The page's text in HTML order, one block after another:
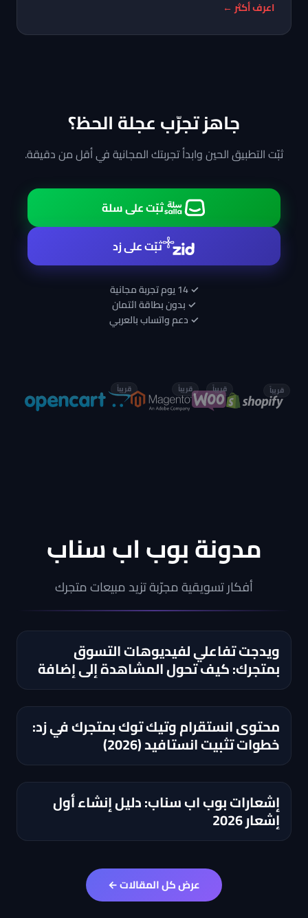
اعرف أكثر ←
جاهز تجرّب عجلة الحظ؟
ثبّت التطبيق الحين وابدأ تجربتك المجانية في أقل من دقيقة.
ثبّت على سلة
ثبّت على زد
✓ 14 يوم تجربة مجانية
✓ بدون بطاقة ائتمان
✓ دعم واتساب بالعربي
قريباً قريباً قريباً قريباً
مدونة بوب اب سناب
أفكار تسويقية مجرّبة تزيد مبيعات متجرك
ويدجت تفاعلي لفيديوهات التسوق
بمتجرك: كيف تحول المشاهدة إلى إضافة
للسلة؟
محتوى انستقرام وتيك توك بمتجرك في زد:
خطوات تثبيت انستافيد (2026)
إشعارات بوب اب سناب: دليل إنشاء أول
إشعار 2026
عرض كل المقالات ←